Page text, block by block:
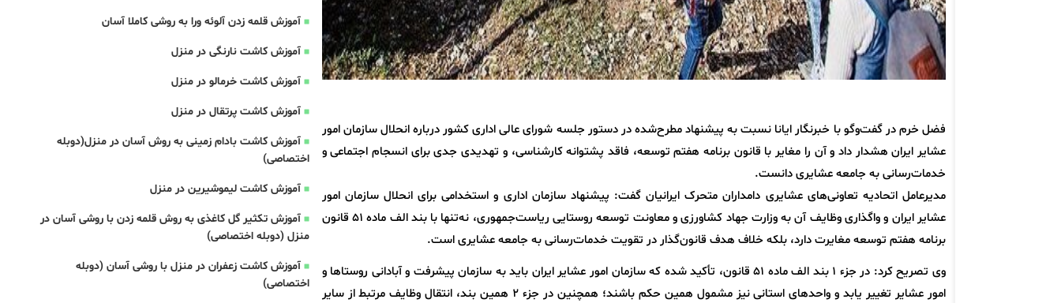
فضل خرم در گفت‌وگو با خبرنگار ایانا نسبت به پیشنهاد مطرح‌شده در دستور جلسه شورای عالی اداری کشور درباره انحلال سازمان امور
عشایر ایران هشدار داد و آن را مغایر با قانون برنامه هفتم توسعه، فاقد پشتوانه کارشناسی، و تهدیدی جدی برای انسجام اجتماعی و
خدمات‌رسانی به جامعه عشایری دانست.
مدیرعامل اتحادیه تعاونی‌های عشایری دامداران متحرک ایرانیان گفت: پیشنهاد سازمان اداری و استخدامی برای انحلال سازمان امور
عشایر ایران و واگذاری وظایف آن به وزارت جهاد کشاورزی و معاونت توسعه روستایی ریاست‌جمهوری، نه‌تنها با بند الف ماده 51 قانون
برنامه هفتم توسعه مغایرت دارد، بلکه خلاف هدف قانون‌گذار در تقویت خدمات‌رسانی به جامعه عشایری است.
وی تصریح کرد: در جزء 1 بند الف ماده 51 قانون، تأکید شده که سازمان امور عشایر ایران باید به سازمان پیشرفت و آبادانی روستاها و
امور عشایر تغییر یابد و واحدهای استانی نیز مشمول همین حکم باشند؛ همچنین در جزء 2 همین بند، انتقال وظایف مرتبط از سایر
آموزش قلمه زدن آلوئه ورا به روشی کاملا آسان
آموزش کاشت نارنگی در منزل
آموزش کاشت خرمالو در منزل
آموزش کاشت پرتقال در منزل
آموزش کاشت بادام زمینی به روش آسان در منزل(دوبله
اختصاصی)
آموزش کاشت لیموشیرین در منزل
آموزش تکثیر گل کاغذی به روش قلمه زدن با روشی آسان در
منزل (دوبله اختصاصی)
آموزش کاشت زعفران در منزل با روشی آسان (دوبله
اختصاصی)